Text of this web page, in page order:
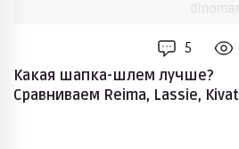
5
Какая шапка-шлем лучше?
Сравниваем Reima, Lassie, Kivat